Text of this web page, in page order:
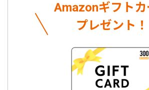
Amazonギフトカ
プレゼント！